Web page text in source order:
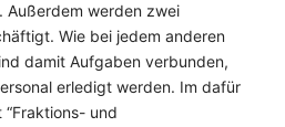
Außerdem werden zwei
Wie bei jedem anderen
damit Aufgaben verbunden,
erledigt werden. Im dafür
und